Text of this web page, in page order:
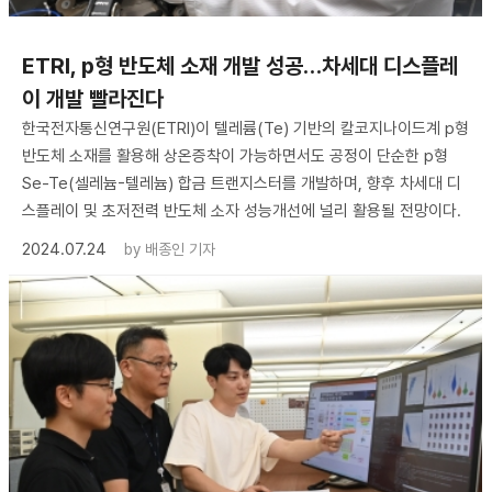
ETRI, p형 반도체 소재 개발 성공…차세대 디스플레
이 개발 빨라진다
한국전자통신연구원(ETRI)이 텔레륨(Te) 기반의 칼코지나이드계 p형
반도체 소재를 활용해 상온증착이 가능하면서도 공정이 단순한 p형
Se-Te(셀레늄-텔레늄) 합금 트랜지스터를 개발하며, 향후 차세대 디
스플레이 및 초저전력 반도체 소자 성능개선에 널리 활용될 전망이다.
2024.07.24
by 배종인 기자